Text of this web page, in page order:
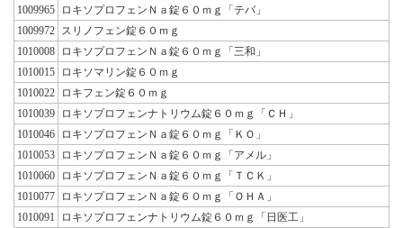
1009965
ロキソプロフェンＮａ錠６０ｍｇ「テバ」
1009972
スリノフェン錠６０ｍｇ
1010008
ロキソプロフェンＮａ錠６０ｍｇ「三和」
1010015
ロキソマリン錠６０ｍｇ
1010022
ロキフェン錠６０ｍｇ
1010039
ロキソプロフェンナトリウム錠６０ｍｇ「ＣＨ」
1010046
ロキソプロフェンＮａ錠６０ｍｇ「ＫＯ」
1010053
ロキソプロフェンＮａ錠６０ｍｇ「アメル」
1010060
ロキソプロフェンＮａ錠６０ｍｇ「ＴＣＫ」
1010077
ロキソプロフェンＮａ錠６０ｍｇ「ＯＨＡ」
1010091
ロキソプロフェンナトリウム錠６０ｍｇ「日医工」